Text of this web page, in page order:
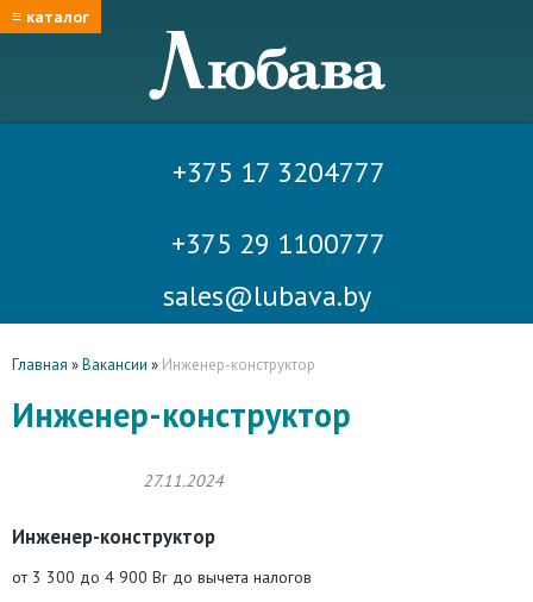
≡ каталог
+375 17 3204777
+375 29 1100777
sales@lubava.by
Главная »Вакансии » Инженер-конструктор
Инженер-конструктор
27.11.2024
Инженер-конструктор
от 3 300 до 4 900 Br до вычета налогов